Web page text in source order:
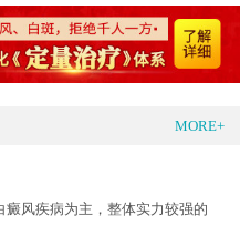
MORE+
风疾病为主，整体实力较强的